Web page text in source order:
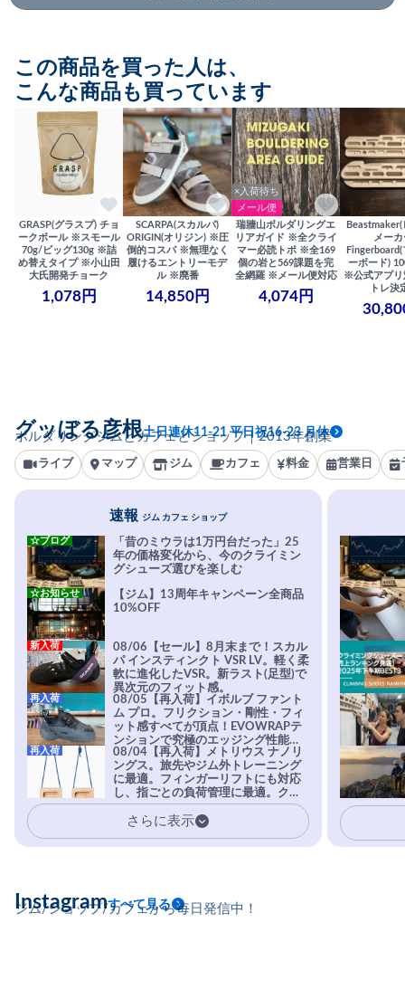
この商品を買った人は、
こんな商品も買っています
GRASP(グラスプ) チョ
ークボール ※スモール
70g/ビッグ130g ※詰
め替えタイプ ※小山田
大氏開発チョーク
1,078円
SCARPA(スカルパ)
ORIGIN(オリジン) ※圧
倒的コスパ ※無理なく
履けるエントリーモデ
ル ※廃番
14,850円
×入荷待ち
メール便
瑞牆山ボルダリングエ
リアガイド ※全クライ
マー必読トポ ※全169
個の岩と569課題を完
全網羅 ※メール便対応
4,074円
メーカ
ーボード)
※公式アプ
トレ決
ボルダリングジムとカフェとショップ｜2013年創業
グッぼる彦根土日連休11-21 平日祝16-23 月休
ライブ マップ ジム カフェ 料金 営業日
速報 ジム カフェ ショップ
「昔のミウラは1万円台だった」25
年の価格変化から、今のクライミン
グシューズ選びを楽しむ
☆ブログ
【ジム】13周年キャンペーン全商品
10%OFF
☆お知らせ
08/06【セール】8月末まで！スカル
パ インスティンクト VSR LV。軽く柔
軟に進化したVSR。新ラスト(足型)で
異次元のフィット感。
新入荷
08/05【再入荷】イボルブ ファント
ム プロ。フリクション・剛性・フィ
ット感すべてが頂点！EVOWRAPテ
ンションで究極のエッジング性能を
実現。進化系ラバーEvo-74はTRAX
を凌駕する粘着力で極小ホールドに
安心感。
再入荷
08/04【再入荷】メトリウス ナノリ
ングス。旅先やジム外トレーニング
に最適。フィンガーリフトにも対応
し、指ごとの負荷管理に最適。クラ
イマーの指を本気で鍛えるギア。
再入荷
さらに表示
ジム/ショップ/カフェから毎日発信中！
Instagramすべて見る